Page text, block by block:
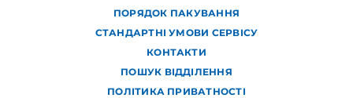
ПОРЯДОК ПАКУВАННЯ
СТАНДАРТНІ УМОВИ СЕРВІСУ
КОНТАКТИ
ПОШУК ВІДДІЛЕННЯ
ПОЛІТИКА ПРИВАТНОСТІ